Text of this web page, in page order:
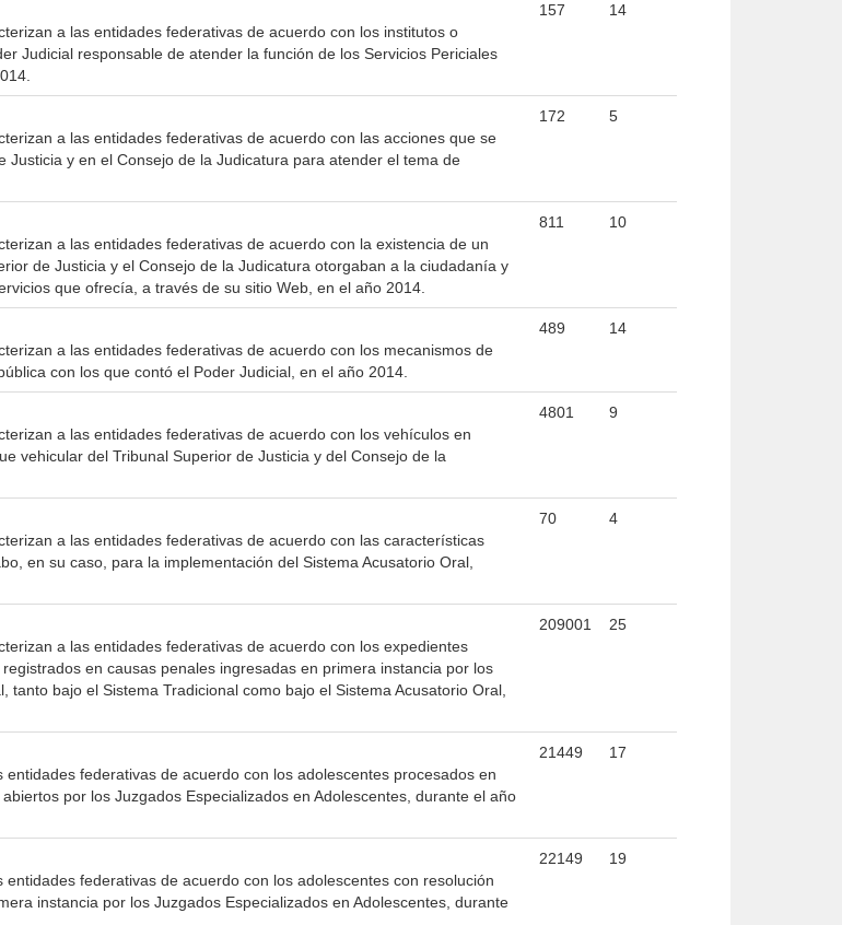
a las entidades federativas de acuerdo con los institutos o
Judicial responsable de atender la función de los Servicios Periciales
157 14
a las entidades federativas de acuerdo con las acciones que se
Justicia y en el Consejo de la Judicatura para atender el tema de
172 5
a las entidades federativas de acuerdo con la existencia de un
de Justicia y el Consejo de la Judicatura otorgaban a la ciudadanía y
que ofrecía, a través de su sitio Web, en el año 2014.
811 10
a las entidades federativas de acuerdo con los mecanismos de
con los que contó el Poder Judicial, en el año 2014.
489 14
a las entidades federativas de acuerdo con los vehículos en
vehicular del Tribunal Superior de Justicia y del Consejo de la
4801 9
a las entidades federativas de acuerdo con las características
en su caso, para la implementación del Sistema Acusatorio Oral,
70 4
a las entidades federativas de acuerdo con los expedientes
en causas penales ingresadas en primera instancia por los
tanto bajo el Sistema Tradicional como bajo el Sistema Acusatorio Oral,
209001 25
federativas de acuerdo con los adolescentes procesados en
por los Juzgados Especializados en Adolescentes, durante el año
21449 17
federativas de acuerdo con los adolescentes con resolución
instancia por los Juzgados Especializados en Adolescentes, durante
22149 19